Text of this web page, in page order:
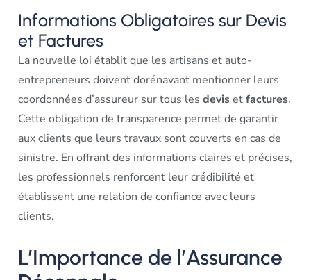
Informations Obligatoires sur Devis
et Factures
La nouvelle loi établit que les artisans et auto-
entrepreneurs doivent dorénavant mentionner leurs
coordonnées d’assureur sur tous les devisetfactures.
Cette obligation de transparence permet de garantir
aux clients que leurs travaux sont couverts en cas de
sinistre. En offrant des informations claires et précises,
les professionnels renforcent leur crédibilité et
établissent une relation de confiance avec leurs
clients.
L’Importance de l’Assurance